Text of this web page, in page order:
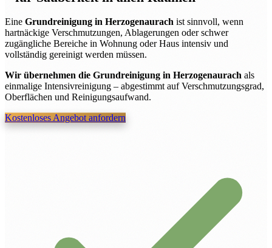
Eine Grundreinigung in Herzogenaurach ist sinnvoll, wenn
hartnäckige Verschmutzungen, Ablagerungen oder schwer
zugängliche Bereiche in Wohnung oder Haus intensiv und
vollständig gereinigt werden müssen.
Wir übernehmen die Grundreinigung in Herzogenaurach als
einmalige Intensivreinigung – abgestimmt auf Verschmutzungsgrad,
Oberflächen und Reinigungsaufwand.
Kostenloses Angebot anfordern